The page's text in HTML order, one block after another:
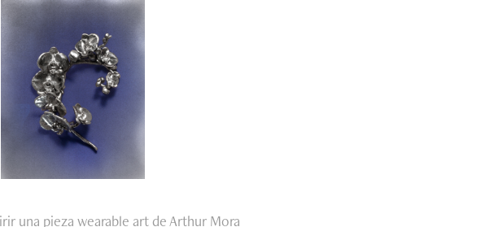
una pieza wearable art de Arthur Mora